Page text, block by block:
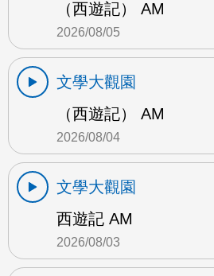
（西遊記） AM
2026/08/05
文學大觀園
（西遊記） AM
2026/08/04
文學大觀園
西遊記 AM
2026/08/03